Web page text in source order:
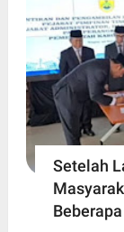
Setelah